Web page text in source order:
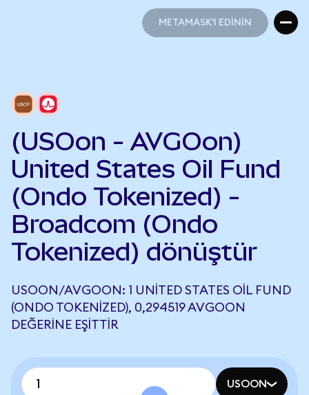
METAMASK'I EDİNİN
(USOon - AVGOon)
United States Oil Fund
(Ondo Tokenized) -
Broadcom (Ondo
Tokenized) dönüştür
USOON/AVGOON: 1 UNITED STATES OIL FUND
(ONDO TOKENIZED), 0,294519 AVGOON
DEĞERINE EŞITTIR
USOON